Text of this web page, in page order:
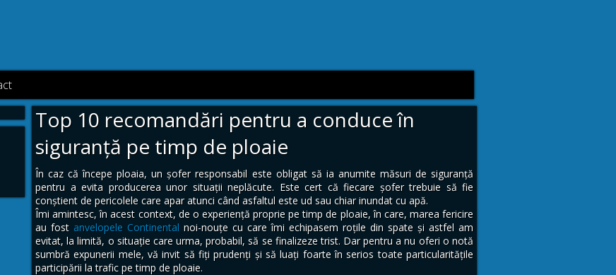
Top 10 recomandări pentru a conduce în
siguranță pe timp de ploaie
În caz că începe ploaia, un șofer responsabil este obligat să ia anumite măsuri de siguranță
pentru a evita producerea unor situații neplăcute. Este cert că fiecare șofer trebuie să fie
conștient de pericolele care apar atunci când asfaltul este ud sau chiar inundat cu apă.
Îmi amintesc, în acest context, de o experiență proprie pe timp de ploaie, în care, marea fericire
au fost anvelopele Continental noi-nouțe cu care îmi echipasem roțile din spate și astfel am
evitat, la limită, o situație care urma, probabil, să se finalizeze trist. Dar pentru a nu oferi o notă
sumbră expunerii mele, vă invit să fiți prudenți și să luați foarte în serios toate particularitățile
participării la trafic pe timp de ploaie.